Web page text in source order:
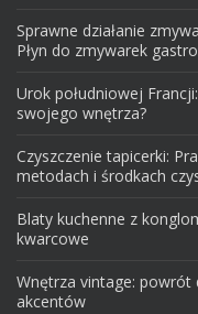
Sprawne działanie
Płyn do zmywarek
Urok południowej
swojego wnętrza?
Czyszczenie tapicerki:
metodach i środkach
Blaty kuchenne z
kwarcowe
Wnętrza vintage: powrót
akcentów